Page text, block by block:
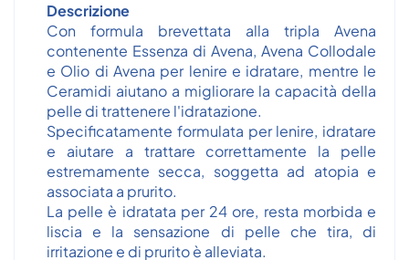
Descrizione
Con formula brevettata alla tripla Avena
contenente Essenza di Avena, Avena Collodale
e Olio di Avena per lenire e idratare, mentre le
Ceramidi aiutano a migliorare la capacità della
pelle di trattenere l'idratazione.
Specificatamente formulata per lenire, idratare
e aiutare a trattare correttamente la pelle
estremamente secca, soggetta ad atopia e
associata a prurito.
La pelle è idratata per 24 ore, resta morbida e
liscia e la sensazione di pelle che tira, di
irritazione e di prurito è alleviata.